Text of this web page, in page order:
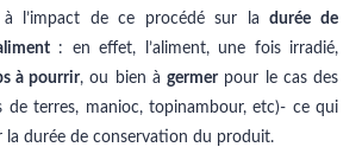
l’impact de ce procédé sur ladurée de
: en effet, l’aliment, une fois irradié,
à pourrir, ou bien àgermerpour le cas des
de terres, manioc, topinambour, etc)- ce qui
la durée de conservation du produit.